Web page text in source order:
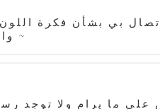
بي بشأن فكرة
واستبدال الفستان ذو التصميم الفريد الذي تم تغييره، لأنه تم تغيير النمط فقط من أجل أنت. نأمل تفهمكم ~
ما يرام ولا توجد